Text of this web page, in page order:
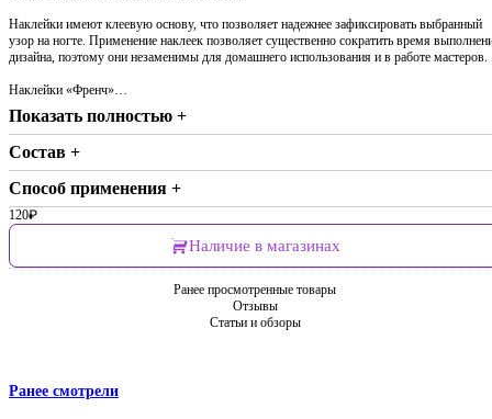
Наклейки имеют клеевую основу, что позволяет надежнее зафиксировать выбранный
узор на ногте. Применение наклеек позволяет существенно сократить время
дизайна, поэтому они незаменимы для домашнего использования и в работе мастеров.
Наклейки «Френч»…
Показать полностью +
Состав +
Способ применения +
120₽
Наличие в магазинах
Ранее просмотренные товары
Отзывы
Статьи и обзоры
Ранее смотрели